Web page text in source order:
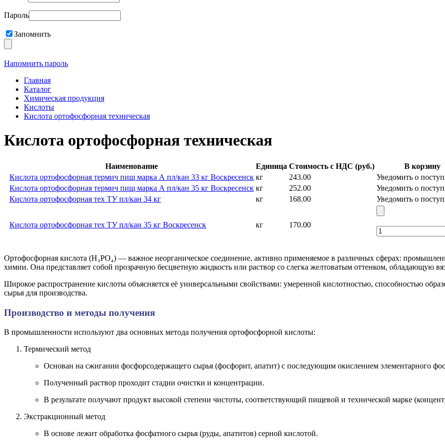
Пароль
Запомнить
Напомнить пароль
Главная
Каталог
Химическая продукция
Кислоты
Кислота ортофосфорная техническая
Кислота ортофосфорная техническая
Наименование Единица Стоимость с НДС (руб.)
В корзину
Кислота ортофосфорная термич пищ марка А пл/кан 33 кг Воскресенск кг 243.00
Уведомить о
Кислота ортофосфорная термич пищ марка А пл/кан 35 кг Воскресенск кг 252.00
Уведомить о
Кислота ортофосфорная тех ТУ пл/кан 34 кг
кг 168.00 Уведомить о
Кислота ортофосфорная тех ТУ пл/кан 35 кг Воскресенск кг 170.00
Ортофосфорная кислота (H₃PO₄) — важное неорганическое соединение, активно применяемое в различных сферах:
химии. Она представляет собой прозрачную бесцветную жидкость или раствор со слегка желтоватым оттенком, обладающую
Широкое распространение кислоты объясняется её универсальными свойствами: умеренной кислотностью, способностью
сырья для производства.
Производство и методы получения
В промышленности используют два основных метода получения ортофосфорной кислоты:
Термический метод
Основан на сжигании фосфорсодержащего сырья (фосфорит, апатит) с последующим окислением элементарного
Полученный раствор проходит стадии очистки и концентрации.
В результате получают продукт высокой степени чистоты, соответствующий пищевой и технической марке
Экстракционный метод
В основе лежит обработка фосфатного сырья (руды, апатитов) серной кислотой.